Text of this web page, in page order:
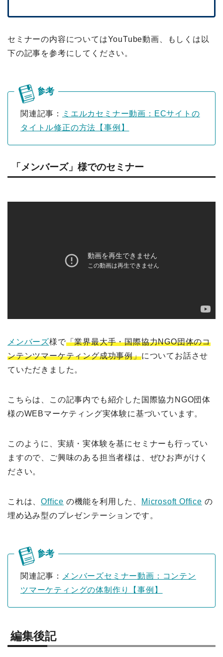
セミナーの内容についてはYouTube動画、もしくは以
下の記事を参考にしてください。
関連記事：
ミエルカセミナー動画：ECサイトの
タイトル修正の方法【事例】
「メンバーズ」様でのセミナー
メンバーズ様で「業界最大手・国際協力NGO団体のコ
ンテンツマーケティング成功事例」についてお話させ
ていただきました。
こちらは、この記事内でも紹介した国際協力NGO団体
様のWEBマーケティング実体験に基づいています。
このように、実績・実体験を基にセミナーも行ってい
ますので、ご興味のある担当者様は、ぜひお声がけく
ださい。
これは、Office の機能を利用した、 Microsoft Office の
埋め込み型のプレゼンテーションです。
関連記事：
メンバーズセミナー動画：コンテン
ツマーケティングの体制作り【事例】
編集後記